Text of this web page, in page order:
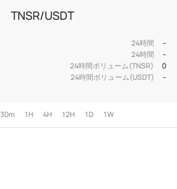
TNSR/USDT
24時間
--
24時間
--
24時間ボリューム(TNSR)
0
24時間ボリューム(USDT)
--
30m 1H 4H 12H 1D 1W